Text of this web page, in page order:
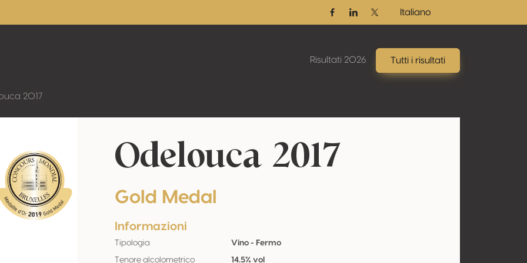
FacebookLinkedinTwitter / X
Italiano
Risultati 2026 Tutti i risultati
2017
Odelouca 2017
Gold Medal
Informazioni
Tipologia Vino - Fermo
Tenore alcolometrico 14.5% vol